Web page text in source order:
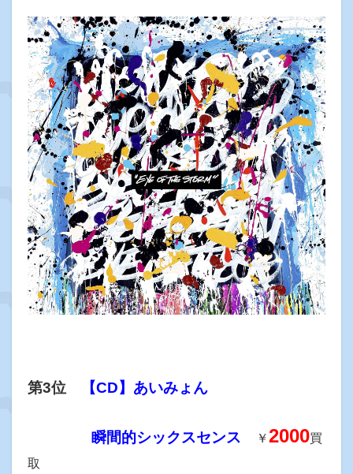
第3位 【CD】あいみょん
瞬間的シックスセンス ￥2000買
取